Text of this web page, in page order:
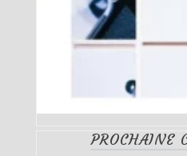
PROCHAINE